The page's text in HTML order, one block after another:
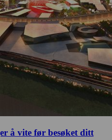
å vite før besøket ditt